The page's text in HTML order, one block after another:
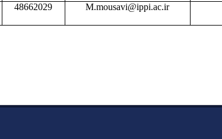
M.mousavi@ippi.ac.ir
48662029